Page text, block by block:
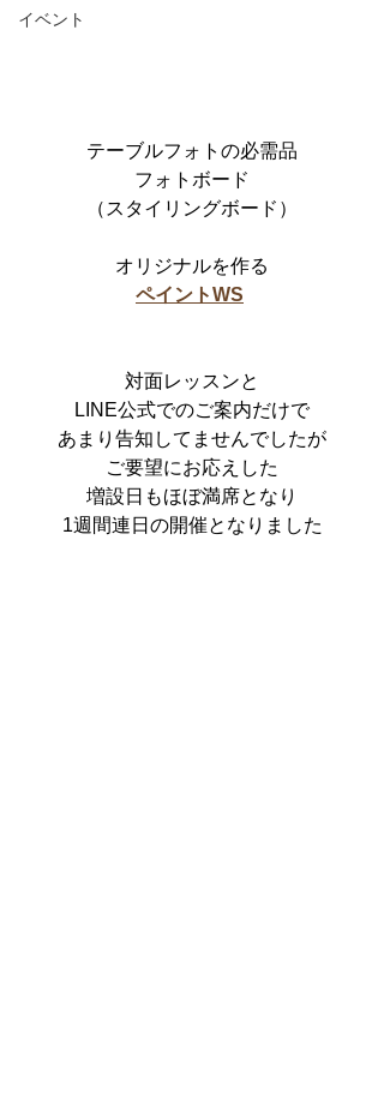
イベント
テーブルフォトの必需品
フォトボード
（スタイリングボード）
オリジナルを作る
ペイントWS
対面レッスンと
LINE公式でのご案内だけで
あまり告知してませんでしたが
ご要望にお応えした
増設日もほぼ満席となり
1週間連日の開催となりました